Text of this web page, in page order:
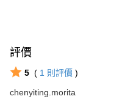
評價
5 ( 1 則評價 )
chenyiting.morita